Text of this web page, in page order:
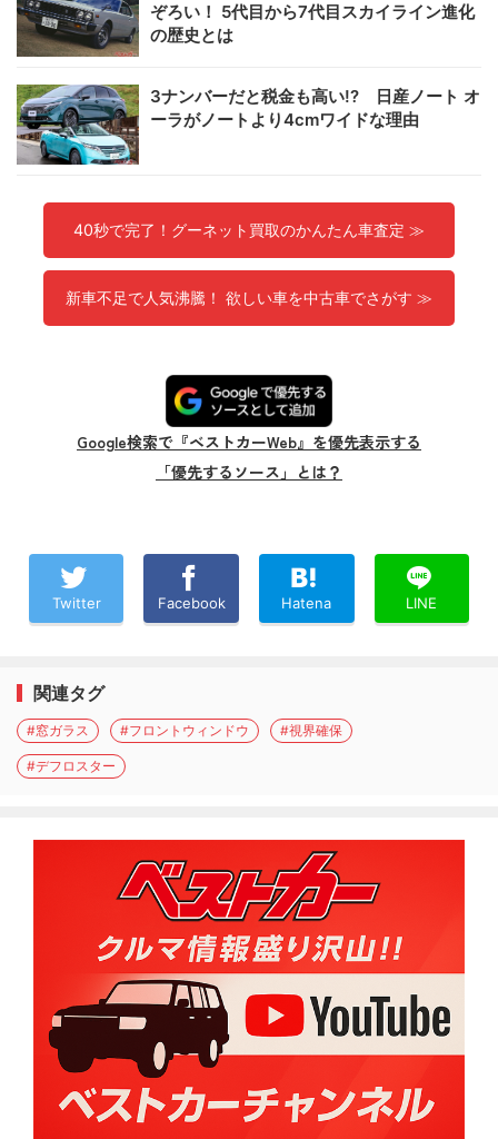
ぞろい！ 5代目から7代目スカイライン進化
の歴史とは
3ナンバーだと税金も高い!? 日産ノート オ
ーラがノートより4cmワイドな理由
40秒で完了！グーネット買取のかんたん車査定 ≫
新車不足で人気沸騰！ 欲しい車を中古車でさがす ≫
Google検索で『ベストカーWeb』を優先表示する
「優先するソース」とは？
Twitter Facebook Hatena LINE
関連タグ
#窓ガラス #フロントウィンドウ #視界確保
#デフロスター